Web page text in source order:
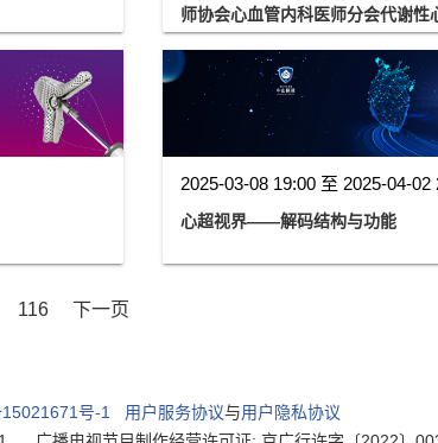
师协会心血管内科医师分会代谢性
2025-03-08 19:00 至 2025-04-02
心超视界——解码结构与功能
116 下一页
号-1 用户服务协议与用户隐私协议